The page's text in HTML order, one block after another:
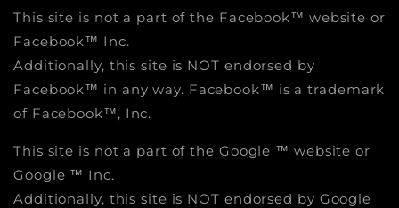
This site is not a part of the Facebook™ website or
Facebook™ Inc.
Additionally, this site is NOT endorsed by
Facebook™ in any way. Facebook™ is a trademark
of Facebook™, Inc.
This site is not a part of the Google ™ website or
Google ™ Inc.
Additionally, this site is NOT endorsed by Google